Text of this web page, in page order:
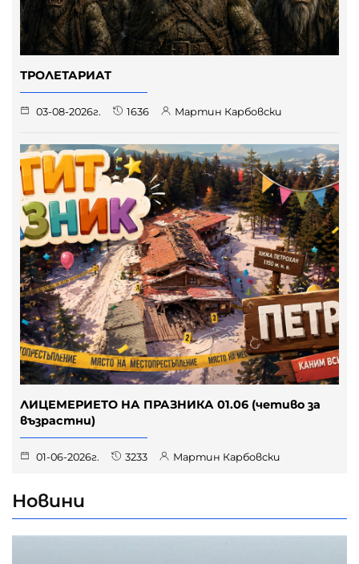
ТРОЛЕТАРИАТ
03-08-2026г. 1636 Мартин Карбовски
ЛИЦЕМЕРИЕТО НА ПРАЗНИКА 01.06 (четиво за
възрастни)
01-06-2026г. 3233 Мартин Карбовски
Новини